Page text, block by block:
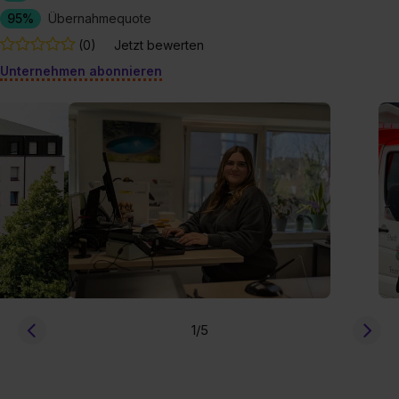
95%
Übernahmequote
(0)
Jetzt bewerten
Unternehmen abonnieren
1/5